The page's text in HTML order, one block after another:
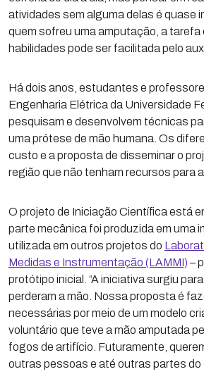
atividades sem alguma delas é quase
quem sofreu uma amputação, a tarefa
habilidades pode ser facilitada pelo
Há dois anos, estudantes e
Engenharia Elétrica da Universidade
pesquisam e desenvolvem técnicas
uma prótese de mão humana. Os
custo e a proposta de disseminar o
região que não tenham recursos para
O projeto de Iniciação Científica está
parte mecânica foi produzida em uma
utilizada em outros projetos do
Medidas e Instrumentação (LAMMI) –
protótipo inicial. “A iniciativa surgiu
perderam a mão. Nossa proposta é
necessárias por meio de um modelo
voluntário que teve a mão amputada
fogos de artifício. Futuramente,
outras pessoas e até outras partes do